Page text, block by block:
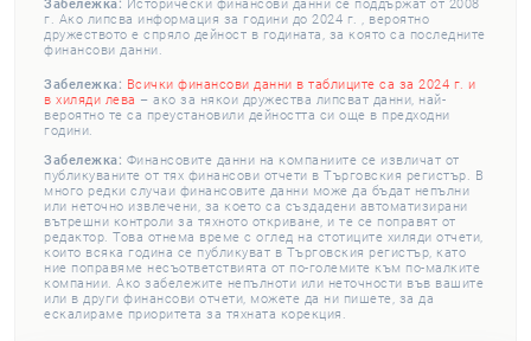
Забележка: Исторически финансови данни се поддържат от 2008
г. Ако липсва информация за години до 2024 г. , вероятно
дружеството е спряло дейност в годината, за която са последните
финансови данни.
Забележка: Всички финансови данни в таблиците са за 2024 г. и
в хиляди лева – ако за някои дружества липсват данни, най-
вероятно те са преустановили дейността си още в предходни
години.
Забележка: Финансовите данни на компаниите се извличат от
публикуваните от тях финансови отчети в Търговския регистър. В
много редки случаи финансовите данни може да бъдат непълни
или неточно извлечени, за което са създадени автоматизирани
вътрешни контроли за тяхното откриване, и те се поправят от
редактор. Това отнема време с оглед на стотиците хиляди отчети,
които всяка година се публикуват в Търговския регистър, като
ние поправяме несъответствията от по-големите към по-малките
компании. Ако забележите непълноти или неточности във вашите
или в други финансови отчети, можете да ни пишете, за да
ескалираме приоритета за тяхната корекция.